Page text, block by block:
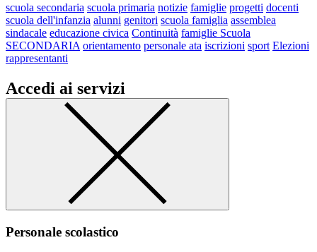
scuola secondaria scuola primaria notizie famiglie progetti docenti
scuola dell'infanzia alunni genitori scuola famiglia assemblea
sindacale educazione civica Continuità famiglie Scuola
SECONDARIA orientamento personale ata iscrizioni sport Elezioni
rappresentanti
Accedi ai servizi
Personale scolastico